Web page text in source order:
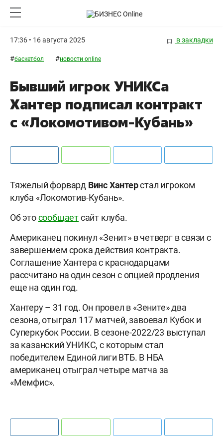
17:36 • 16 августа 2025 в закладки
#баскетбол #новости online
Бывший игрок УНИКСа
Хантер подписал контракт
с «Локомотивом-Кубань»
Тяжелый форвард Винс Хантерстал игроком
клуба «Локомотив-Кубань».
Об этосообщаетсайт клуба.
Американец покинул «Зенит» в четверг в связи с
завершением срока действия контракта.
Соглашение Хантера с краснодарцами
рассчитано на один сезон с опцией продления
еще на один год.
Хантеру – 31 год. Он провел в «Зените» два
сезона, отыграл 117 матчей, завоевал Кубок и
Суперкубок России. В сезоне-2022/23 выступал
за казанский УНИКС, с которым стал
победителем Единой лиги ВТБ. В НБА
американец отыграл четыре матча за
«Мемфис».